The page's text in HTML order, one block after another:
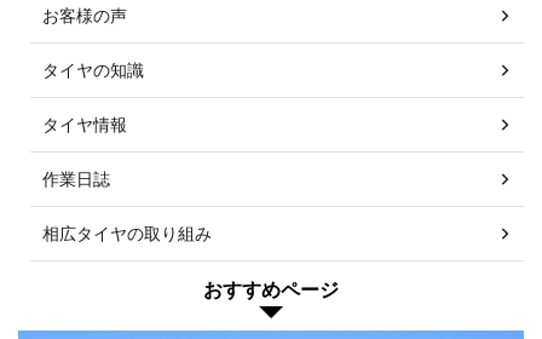
お客様の声
タイヤの知識
タイヤ情報
作業日誌
相広タイヤの取り組み
おすすめページ